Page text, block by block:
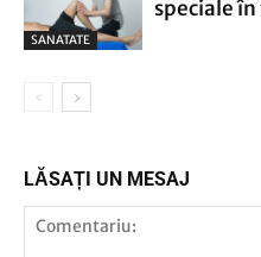
SANATATE
speciale
LĂSAȚI UN MESAJ